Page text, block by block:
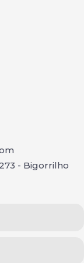
- Bigorrilho